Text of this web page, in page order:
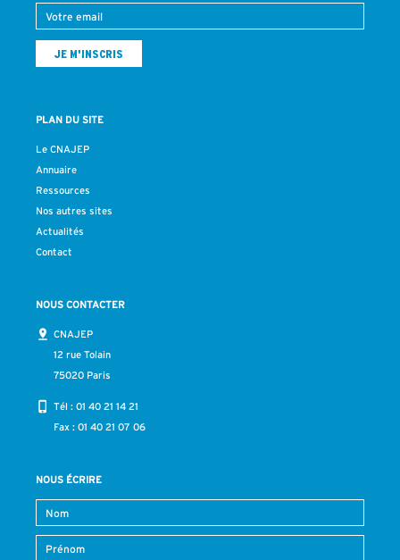
PLAN DU SITE
Le CNAJEP
Annuaire
Ressources
Nos autres sites
Actualités
Contact
NOUS CONTACTER
CNAJEP
12 rue Tolain
75020 Paris
Tél : 01 40 21 14 21
Fax : 01 40 21 07 06
NOUS ÉCRIRE